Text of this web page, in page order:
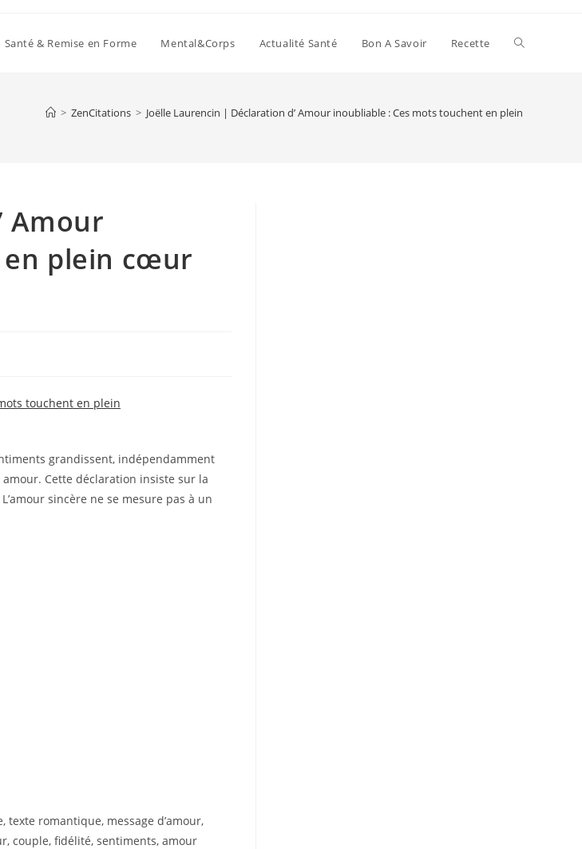
Santé & Remise en Forme Mental&Corps Actualité Santé Bon A Savoir Recette Toggle
> ZenCitations > Joëlle Laurencin | Déclaration d’ Amour inoubliable : Ces mots touchent en plein cœur
Amour
en plein cœur
grandissent, indépendamment
Cette déclaration insiste sur la
sincère ne se mesure pas à un
texte romantique, message d’amour,
couple, fidélité, sentiments, amour